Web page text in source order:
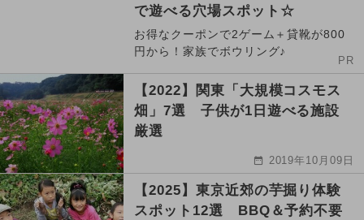
で遊べる穴場スポット☆
お得なクーポンで2ゲーム＋貸靴が800
円から！家族でボウリング♪
PR
【2022】関東「大規模コスモス
畑」7選 子供が1日遊べる施設
厳選
2019年10月09日
【2025】東京近郊の芋掘り体験
スポット12選 BBQ＆予約不要